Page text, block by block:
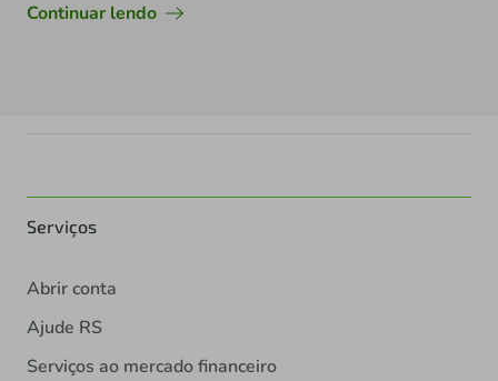
Continuar lendo
Serviços
Abrir conta
Ajude RS
Serviços ao mercado financeiro